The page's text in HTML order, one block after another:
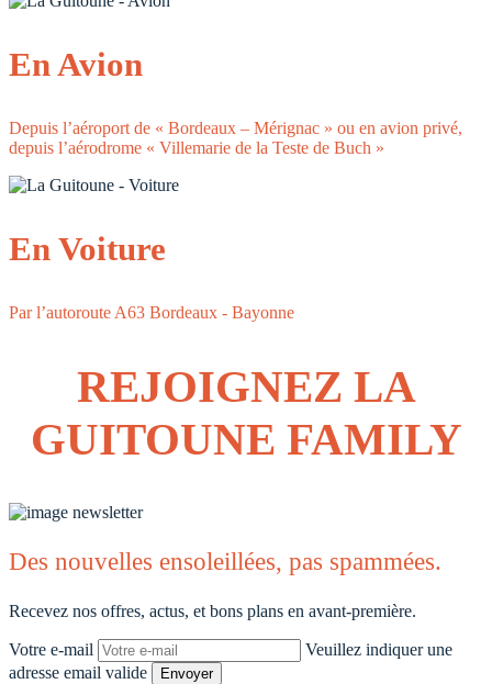
En Avion
Depuis l’aéroport de « Bordeaux – Mérignac » ou en avion privé,
depuis l’aérodrome « Villemarie de la Teste de Buch »
En Voiture
Par l’autoroute A63 Bordeaux - Bayonne
REJOIGNEZ LA
GUITOUNE FAMILY
Des nouvelles ensoleillées, pas spammées.
Recevez nos offres, actus, et bons plans en avant-première.
Votre e-mail
Veuillez indiquer une
adresse email valide
Envoyer